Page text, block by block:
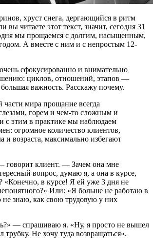
хруст снега, дергающийся в ритм
вы читаете этот текст, значит, сегодня 31
мы прощаемся с долгим, насыщенным,
А вместе с ним и с непростым 12-
сфокусированно и внимательно
циклов, отношений, этапов —
важность. Расскажу почему.
части мира прощание всегда
горем и чем-то сложным и
с этим в практике мы наблюдаем
огромное количество клиентов,
и возраста, максимально избегают
говорит клиент. — Зачем она мне
вопрос, думаю я, а она в курсе,
«Конечно, в курсе! Я ей уже 3 дня не
Или: «Я больше не работаю в
не знаю, как свою трудовую у них
— спрашиваю я. «Ну, я просто не вышел
трубку. Не хочу туда возвращаться».